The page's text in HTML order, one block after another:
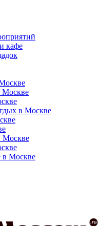
кафе
Москве
в Москве
Москве
в Москве